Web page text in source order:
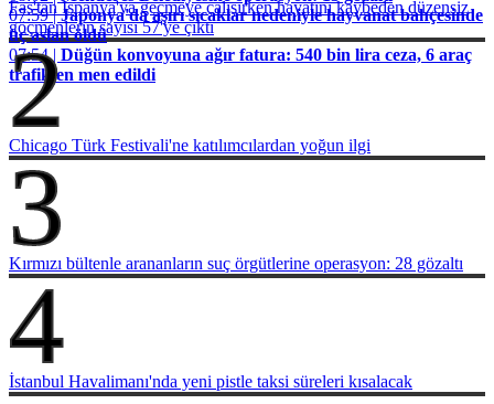
07:59 |Japonya'da aşırı sıcaklar nedeniyle hayvanat bahçesinde
üç aslan öldü
07:54 | Düğün konvoyuna ağır fatura: 540 bin lira ceza, 6 araç
trafikten men edildi
Fas'tan İspanya'ya geçmeye çalışırken hayatını kaybeden düzensiz
göçmenlerin sayısı 57'ye çıktı
2
Chicago Türk Festivali'ne katılımcılardan yoğun ilgi
3
Kırmızı bültenle arananların suç örgütlerine operasyon: 28 gözaltı
4
İstanbul Havalimanı'nda yeni pistle taksi süreleri kısalacak